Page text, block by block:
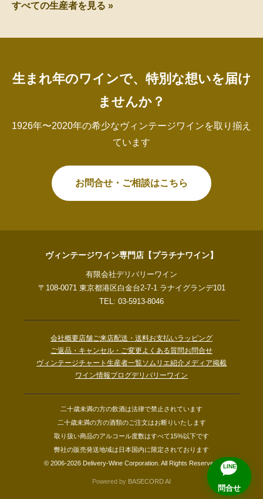
すべての生産者を見る »
生まれ年のワインで、特別な想いを届け
ませんか？
1926年〜2020年の希少なヴィンテージワインを取り揃え
ています
お問合せ・ご相談はこちら
ヴィンテージワイン専門店【プラチナワイン】
有限会社デリバリーワイン
〒108-0071 東京都港区白金台2-7-1 ラナイグランデ101
TEL: 03-5913-8046
会社概要店舗ご来店配送・送料お支払いラッピング
ご返品・キャンセル・ご変更よくある質問お問合せ
ヴィンテージチャート 生産者一覧ソムリエ紹介メディア掲載
ワイン情報ブログデリバリーワイン
二十歳未満の方の飲酒は法律で禁止されています
二十歳未満の方の酒類のご注文はお断りいたします
取り扱い商品のアルコール度数はすべて15%以下です
弊社の販売発送地域は日本国内に限定されております
© 2006-2026 Delivery-Wine Corporation. All Rights Reserved.
Powered by BASECORD AI
LINE
問合せ